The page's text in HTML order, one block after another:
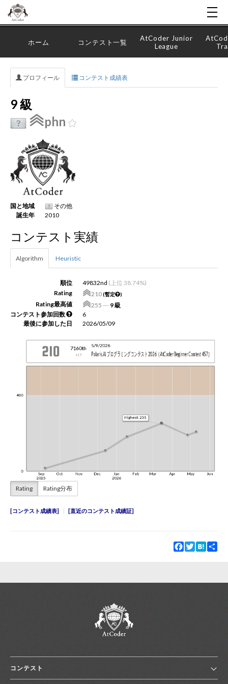
JP EN
ホーム コンテスト一覧
AtCoder Junior
League
プロフィール コンテスト成績表
9 級
phn
国と地域
その他
誕生年
2010
コンテスト実績
Algorithm Heuristic
順位 49832nd (上位 38.74%)
Rating
210(暫定 )
Rating最高値 255 ― 9 級
コンテスト参加回数
6
最後に参加した日
2026/05/09
Rating Rating分布
コンテスト成績表 直近のコンテスト成績証
Facebook
TwitterHatena
コンテスト